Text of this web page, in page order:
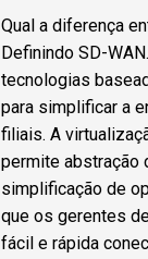
Qual a diferença
Definindo SD-
tecnologias
para simplificar a
filiais. A
permite abstração
simplificação de
que os gerentes
fácil e rápida